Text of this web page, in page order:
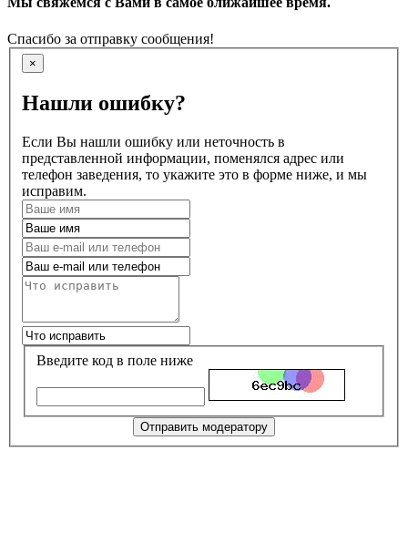
Спасибо за отправку сообщения!
×
Нашли ошибку?
Если Вы нашли ошибку или неточность в
представленной информации, поменялся адрес или
телефон заведения, то укажите это в форме ниже, и мы
исправим.
Введите код в поле ниже
Отправить модератору